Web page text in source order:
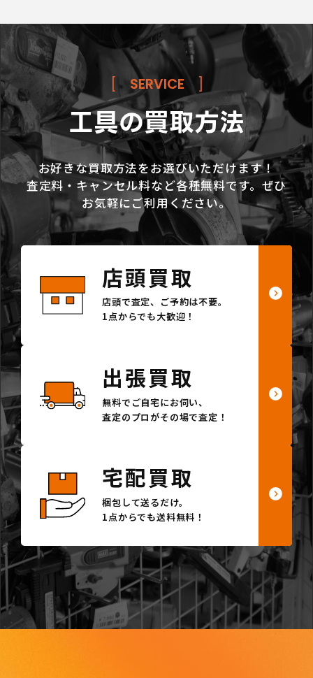
SERVICE
工具の買取方法
お好きな買取方法をお選びいただけます！
査定料・キャンセル料など各種無料です。ぜひ
お気軽にご利用ください。
店頭買取
店頭で査定、ご予約は不要。
1点からでも大歓迎！
出張買取
無料でご自宅にお伺い、
査定のプロがその場で査定！
宅配買取
梱包して送るだけ。
1点からでも送料無料！